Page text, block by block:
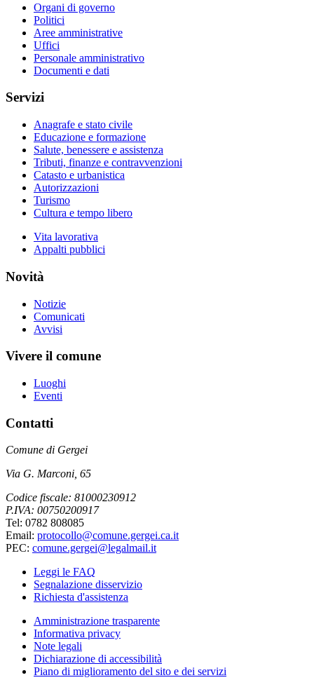
Organi di governo
Politici
Aree amministrative
Uffici
Personale amministrativo
Documenti e dati
Servizi
Anagrafe e stato civile
Educazione e formazione
Salute, benessere e assistenza
Tributi, finanze e contravvenzioni
Catasto e urbanistica
Autorizzazioni
Turismo
Cultura e tempo libero
Vita lavorativa
Appalti pubblici
Novità
Notizie
Comunicati
Avvisi
Vivere il comune
Luoghi
Eventi
Contatti
Comune di Gergei
Via G. Marconi, 65
Codice fiscale: 81000230912
P.IVA: 00750200917
Tel: 0782 808085
Email: protocollo@comune.gergei.ca.it
PEC: comune.gergei@legalmail.it
Leggi le FAQ
Segnalazione disservizio
Richiesta d'assistenza
Amministrazione trasparente
Informativa privacy
Note legali
Dichiarazione di accessibilità
Piano di miglioramento del sito e dei servizi